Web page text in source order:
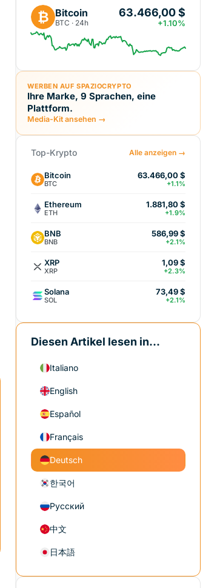
₿ Bitcoin
BTC · 24h
63.466,00 $
+1.10%
WERBEN AUF SPAZIOCRYPTO
Ihre Marke, 9 Sprachen, eine
Plattform.
Media-Kit ansehen →
Top-Krypto Alle anzeigen →
Bitcoin
BTC
63.466,00 $
+1.1%
Ethereum
ETH
1.881,80 $
+1.9%
BNB
BNB
586,99 $
+2.1%
XRP
XRP
1,09 $
+2.3%
Solana
SOL
73,49 $
+2.1%
Diesen Artikel lesen in...
Italiano
English
Español
Français
Deutsch
한국어
Русский
中文
日本語